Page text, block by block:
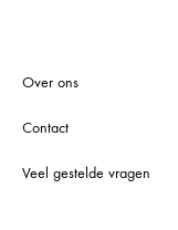
Over ons
Contact
Veel gestelde vragen